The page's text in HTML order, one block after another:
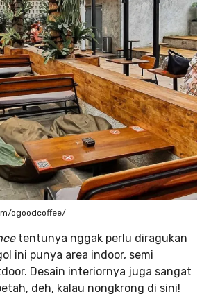
ogoodcoffee/
tentunya nggak perlu diragukan
ini punya area indoor, semi
Desain interiornya juga sangat
deh, kalau nongkrong di sini!